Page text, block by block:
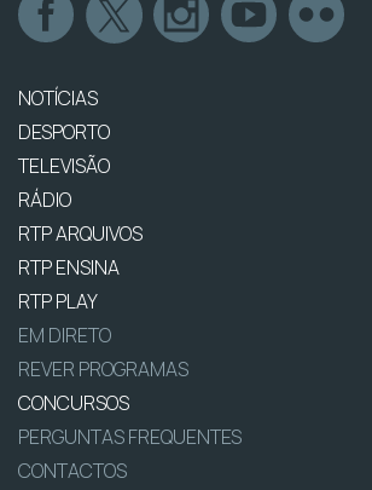
NOTÍCIAS
DESPORTO
TELEVISÃO
RÁDIO
RTP ARQUIVOS
RTP ENSINA
RTP PLAY
EM DIRETO
REVER PROGRAMAS
CONCURSOS
PERGUNTAS FREQUENTES
CONTACTOS